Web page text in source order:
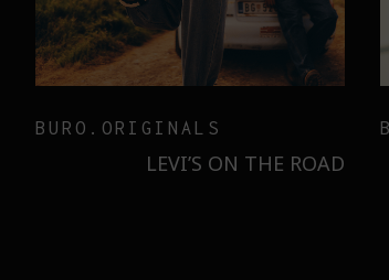
TECHNOLOGY
MESEC DANA SMO KORISTILI